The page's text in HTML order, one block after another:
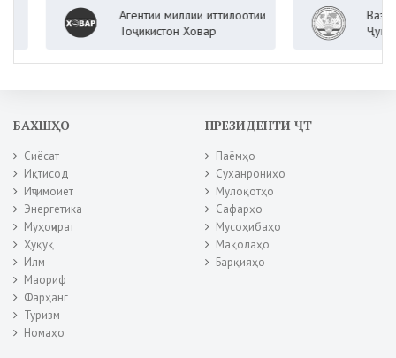
Агентии миллии иттилоотии
Тоҷикистон Ховар
Вазорати
Ҷумҳурии
БАХШҲО
Сиёсат
Иқтисод
Иҷтимоиёт
Энергетика
Муҳоҷират
Ҳуқуқ
Илм
Маориф
Фарҳанг
Туризм
Номаҳо
ПРЕЗИДЕНТИ ҶТ
Паёмҳо
Суханрониҳо
Мулоқотҳо
Сафарҳо
Мусоҳибаҳо
Мақолаҳо
Барқияҳо